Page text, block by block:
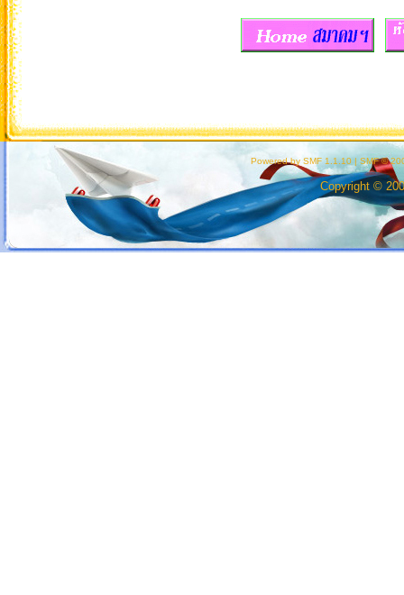
Powered by SMF 1.1.10 | SMF ©
Copyright ©